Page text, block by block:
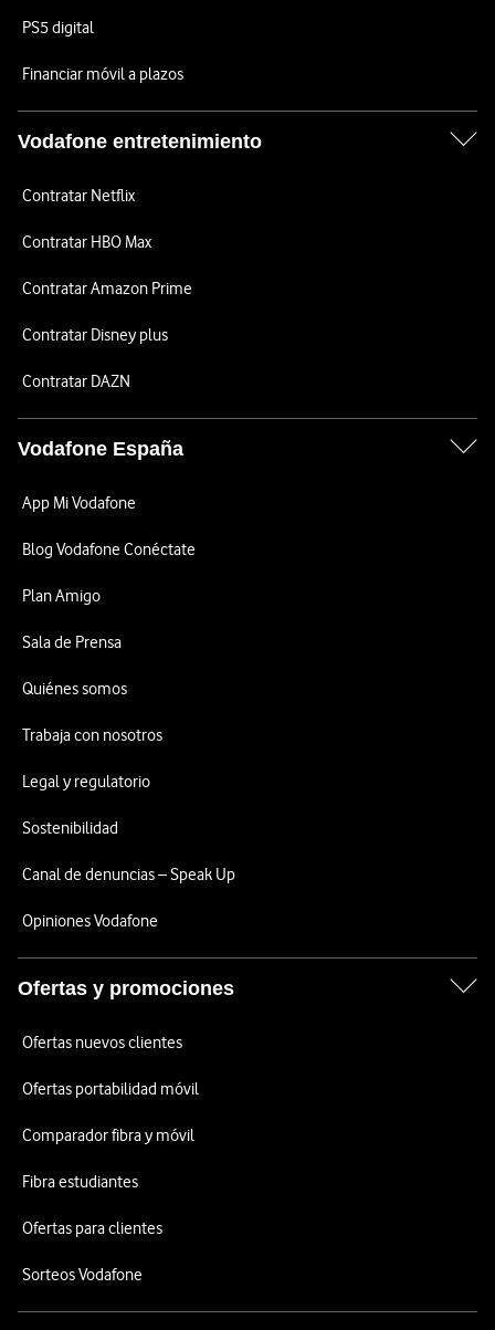
PS5 digital
Financiar móvil a plazos
Vodafone entretenimiento
Contratar Netflix
Contratar HBO Max
Contratar Amazon Prime
Contratar Disney plus
Contratar DAZN
Vodafone España
App Mi Vodafone
Blog Vodafone Conéctate
Plan Amigo
Sala de Prensa
Quiénes somos
Trabaja con nosotros
Legal y regulatorio
Sostenibilidad
Canal de denuncias – Speak Up
Opiniones Vodafone
Ofertas y promociones
Ofertas nuevos clientes
Ofertas portabilidad móvil
Comparador fibra y móvil
Fibra estudiantes
Ofertas para clientes
Sorteos Vodafone